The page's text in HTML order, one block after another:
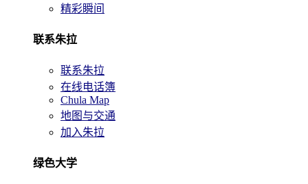
精彩瞬间
联系朱拉
联系朱拉
在线电话簿
Chula Map
地图与交通
加入朱拉
绿色大学